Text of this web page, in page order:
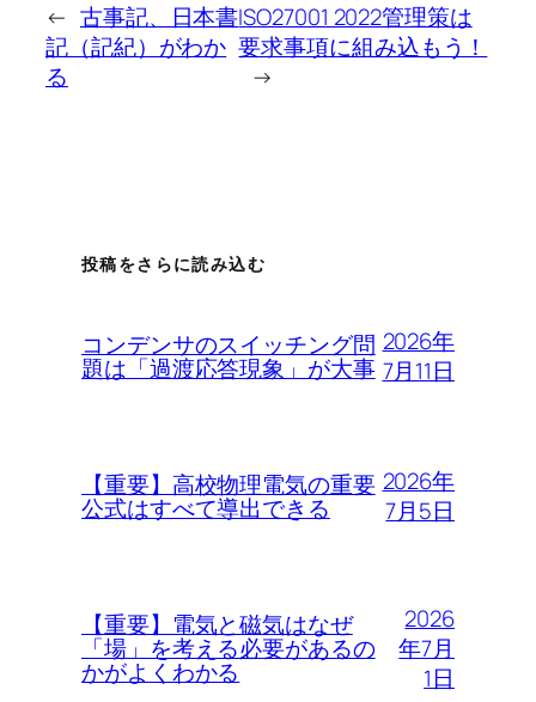
← 古事記、日本書
記（記紀）がわか
る
ISO27001 2022管理策は
要求事項に組み込もう！
→
投稿をさらに読み込む
コンデンサのスイッチング問
題は「過渡応答現象」が大事
2026年
7月11日
【重要】高校物理電気の重要
公式はすべて導出できる
2026年
7月5日
【重要】電気と磁気はなぜ
「場」を考える必要があるの
かがよくわかる
2026
年7月
1日